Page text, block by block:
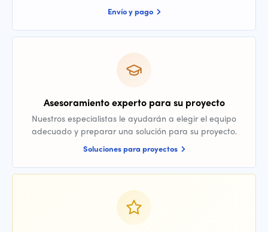
Envío y pago
Asesoramiento experto para su proyecto
Nuestros especialistas le ayudarán a elegir el equipo
adecuado y preparar una solución para su proyecto.
Soluciones para proyectos